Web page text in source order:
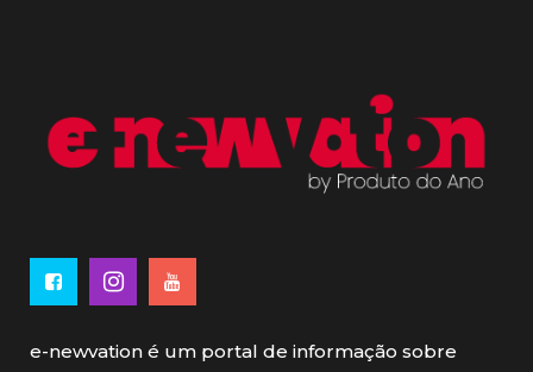
e-newvation é um portal de informação sobre